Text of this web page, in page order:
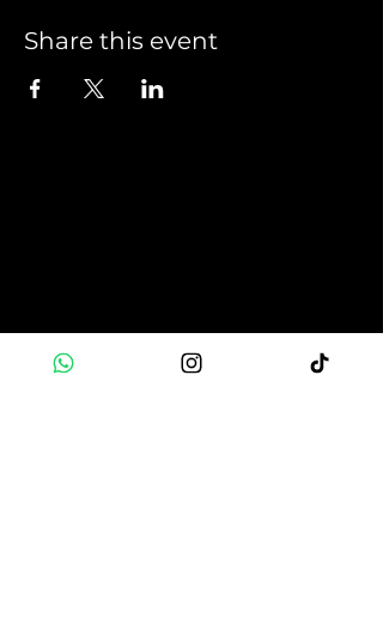
Share this event